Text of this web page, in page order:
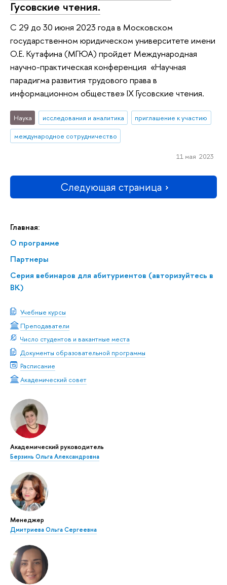
Главная:
О программе
Партнеры
Серия вебинаров для абитуриентов (авторизуйтесь в
ВК)
Учебные курсы
Преподаватели
Число студентов и вакантные места
Документы образовательной программы
Расписание
Академический совет
Академический руководитель
Берзинь Ольга Александровна
Менеджер
Дмитриева Ольга Сергеевна
Гусовские чтения.
С 29 до 30 июня 2023 года в Московском
государственном юридическом университете имени
О.Е. Кутафина (МГЮА) пройдет Международная
научно-практическая конференция «Научная
парадигма развития трудового права в
информационном обществе» IX Гусовские чтения.
Наука исследования и аналитика
приглашение к участию
международное сотрудничество
11 мая 2023
Следующая страница